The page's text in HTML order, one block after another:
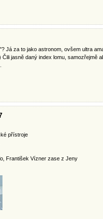
Já za to jako astronom, ovšem ultra
jasně daný index lomu, samozřejmě
přístroje
František Vízner zase z Jeny